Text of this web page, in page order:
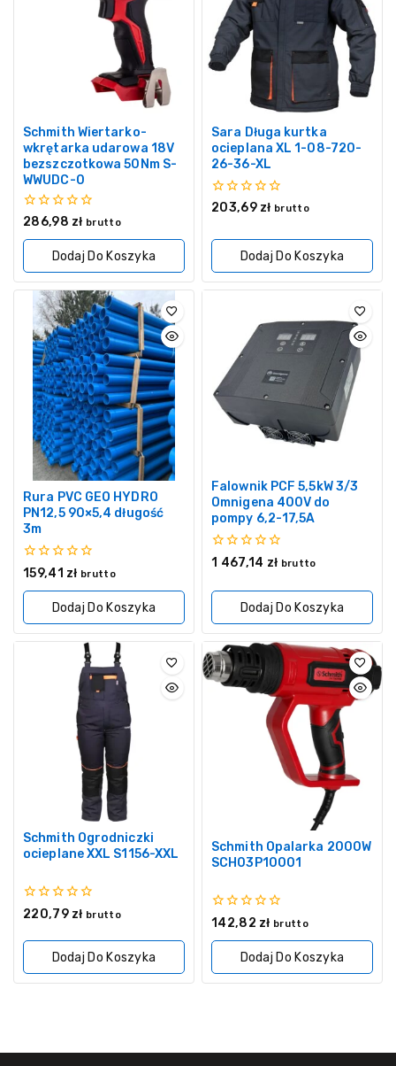
Schmith Wiertarko-
wkrętarka udarowa 18V
bezszczotkowa 50Nm S-
WWUDC-0
0
5
286,98 zł brutto
Dodaj Do Koszyka
Sara Długa kurtka
ocieplana XL 1-08-720-
26-36-XL
0
203,69 zł brutto
Dodaj Do Koszyka
Rura PVC GEO HYDRO
PN12,5 90×5,4 długość
3m
0
5
159,41 zł brutto
Dodaj Do Koszyka
Falownik PCF 5,5kW 3/3
Omnigena 400V do
pompy 6,2-17,5A
0
1 467,14 zł brutto
Dodaj Do Koszyka
Schmith Ogrodniczki
ocieplane XXL S1156-XXL
0
5
220,79 zł brutto
Dodaj Do Koszyka
Schmith Opalarka 2000W
SCH03P10001
0
5
142,82 zł brutto
Dodaj Do Koszyka